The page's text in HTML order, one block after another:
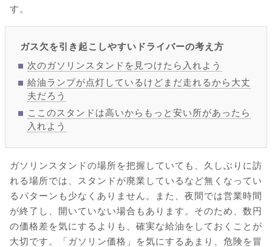
す。
ガス欠を引き起こしやすいドライバーの考え方
次のガソリンスタンドを見つけたら入れよう
給油ランプが点灯しているけどまだ走れるから大丈
夫だろう
ここのスタンドは高いからもっと安い所があったら
入れよう
ガソリンスタンドの場所を把握していても、久しぶりに訪
れる場所では、スタンドが廃業しているなど無くなってい
るパターンも少なくありません。また、夜間では営業時間
が終了し、開いていない場合もあります。そのため、数円
の価格差を気にするよりも、確実な給油をしておくことが
大切です。「ガソリン価格」を気にするあまり、危険を冒